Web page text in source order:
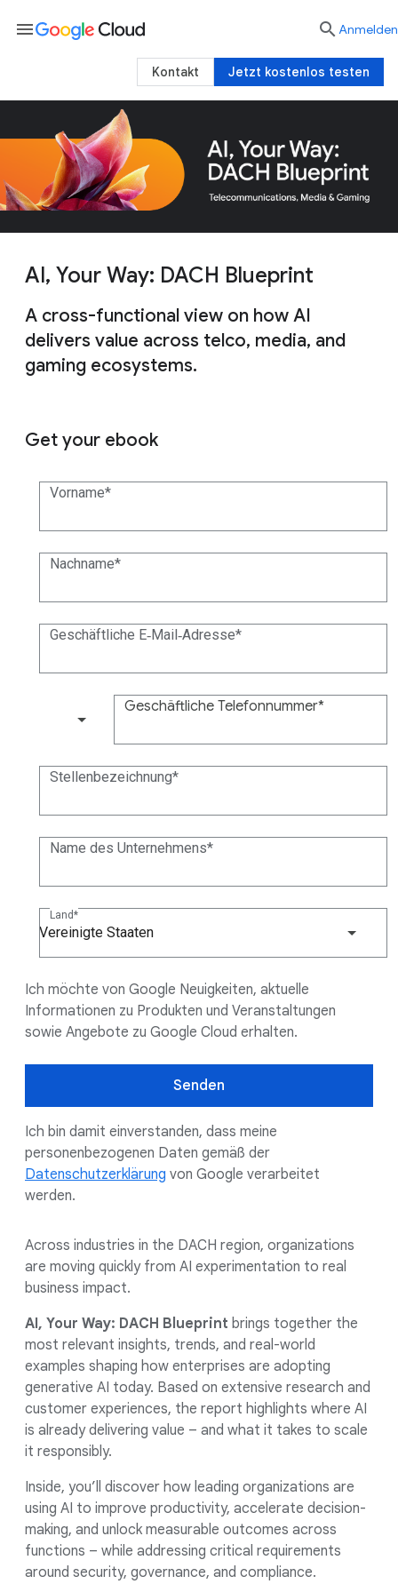
AI, Your Way: DACH Blueprint
A cross-functional view on how AI
delivers value across telco, media, and
gaming ecosystems.
Get your ebook
Vorname
Nachname
Geschäftliche E‑Mail‑Adresse
Geschäftliche Telefonnummer
Stellenbezeichnung
Name des Unternehmens
Land
Vereinigte Staaten
Ich möchte von Google Neuigkeiten, aktuelle
Informationen zu Produkten und Veranstaltungen
sowie Angebote zu Google Cloud erhalten.
Senden
Ich bin damit einverstanden, dass meine
personenbezogenen Daten gemäß der
Datenschutzerklärung von Google verarbeitet
werden.
Across industries in the DACH region, organizations
are moving quickly from AI experimentation to real
business impact.
AI, Your Way: DACH Blueprint brings together the
most relevant insights, trends, and real-world
examples shaping how enterprises are adopting
generative AI today. Based on extensive research and
customer experiences, the report highlights where AI
is already delivering value – and what it takes to scale
it responsibly.
Inside, you’ll discover how leading organizations are
using AI to improve productivity, accelerate decision-
making, and unlock measurable outcomes across
functions – while addressing critical requirements
around security, governance, and compliance.
menu  Anmelden
Jetzt kostenlos testen
Kontakt